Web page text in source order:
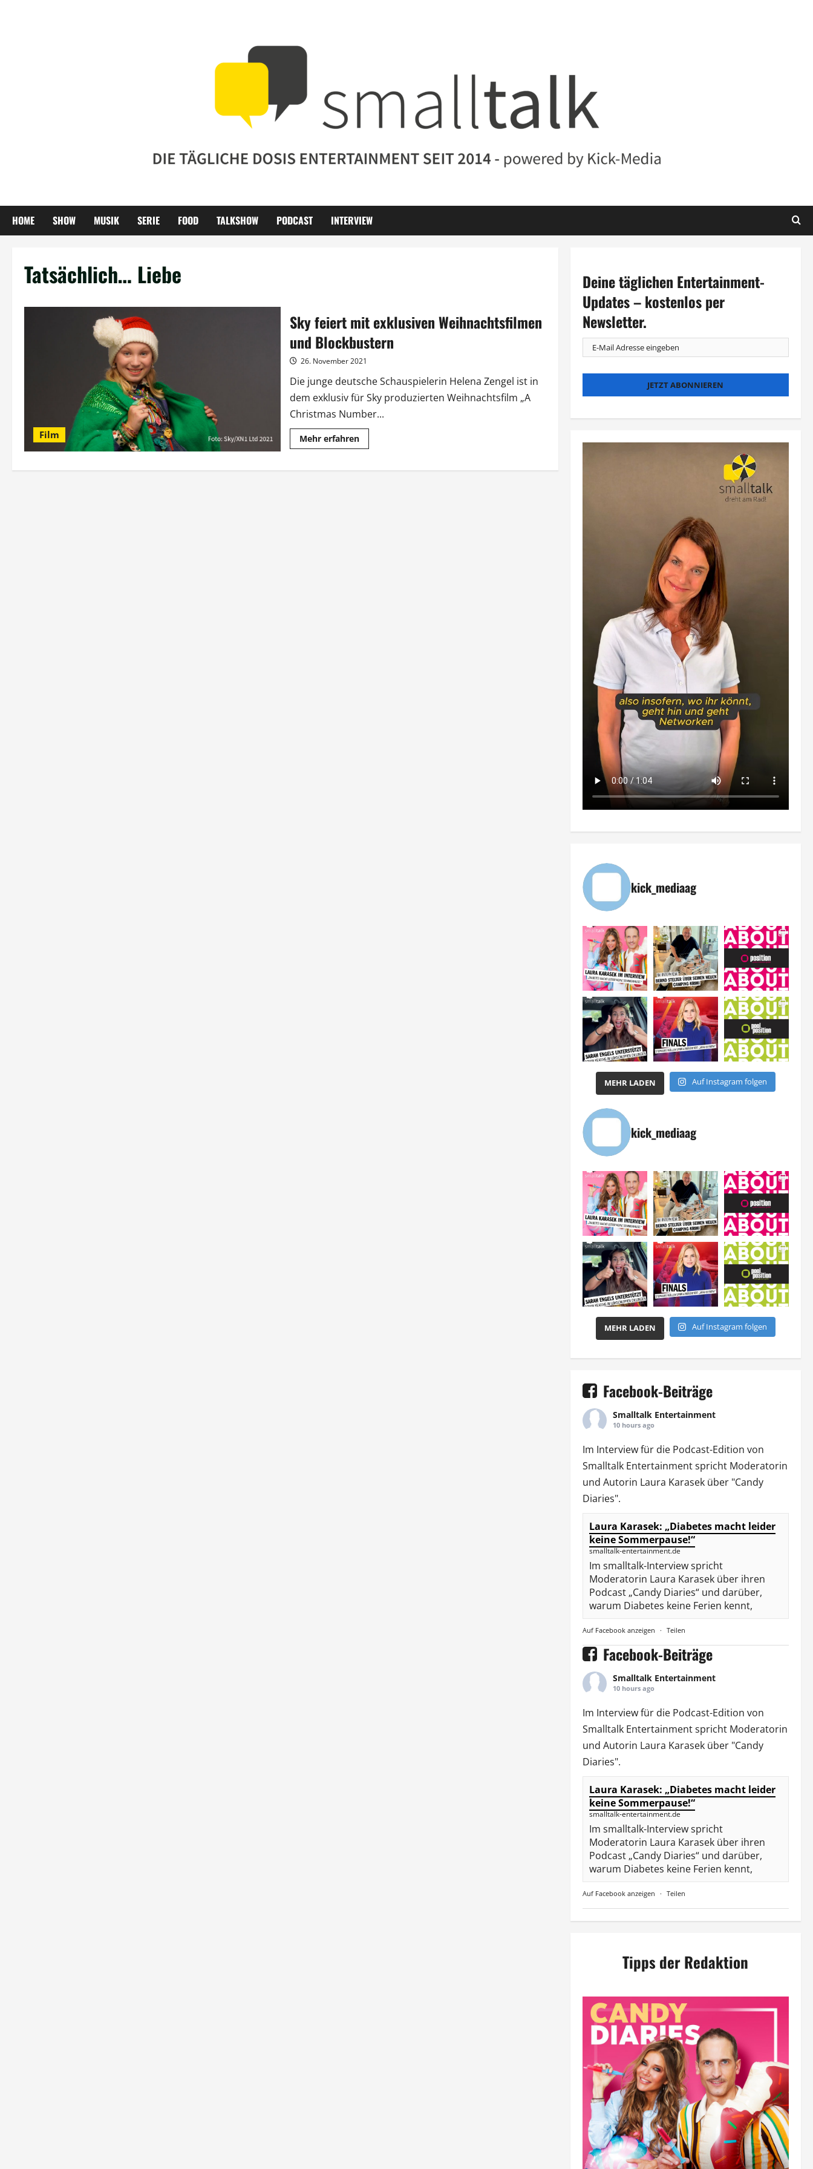
HOME SHOW MUSIK SERIE FOOD TALKSHOW PODCAST INTERVIEW
Tatsächlich… Liebe
Film
Sky feiert mit exklusiven Weihnachtsfilmen
und Blockbustern
26. November 2021
Die junge deutsche Schauspielerin Helena Zengel ist in
dem exklusiv für Sky produzierten Weihnachtsfilm „A
Christmas Number...
Mehr erfahrenMehr
Informationen
feiert
Deine täglichen Entertainment-
Updates – kostenlos per
Newsletter.
kick_mediaag
MEHR LADEN Auf Instagram folgen
kick_mediaag
MEHR LADEN Auf Instagram folgen
Facebook-Beiträge
Smalltalk Entertainment
10 hours ago
Im Interview für die Podcast-Edition von
Smalltalk Entertainmentspricht Moderatorin
und Autorin Laura Karaseküber "Candy
Diaries".
Laura Karasek: „Diabetes macht leider
keine Sommerpause!“
smalltalk-entertainment.de
Im smalltalk-Interview spricht
Moderatorin Laura Karasek über ihren
Podcast „Candy Diaries“ und darüber,
warum Diabetes keine Ferien kennt,
Auf Facebook anzeigen · Teilen
Facebook-Beiträge
Smalltalk Entertainment
10 hours ago
Im Interview für die Podcast-Edition von
Smalltalk Entertainmentspricht Moderatorin
und Autorin Laura Karaseküber "Candy
Diaries".
Laura Karasek: „Diabetes macht leider
keine Sommerpause!“
smalltalk-entertainment.de
Im smalltalk-Interview spricht
Moderatorin Laura Karasek über ihren
Podcast „Candy Diaries“ und darüber,
warum Diabetes keine Ferien kennt,
Auf Facebook anzeigen · Teilen
Tipps der Redaktion